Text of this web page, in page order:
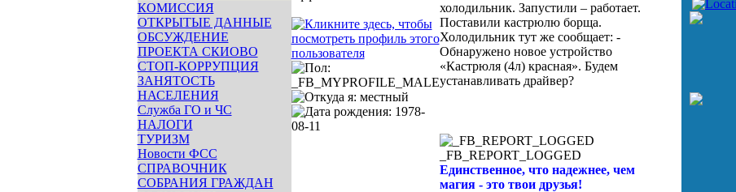
КОМИССИЯ
ОТКРЫТЫЕ ДАННЫЕ
ОБСУЖДЕНИЕ
ПРОЕКТА СКИОВО
СТОП-КОРРУПЦИЯ
ЗАНЯТОСТЬ
НАСЕЛЕНИЯ
Служба ГО и ЧС
НАЛОГИ
ТУРИЗМ
Новости ФСС
СПРАВОЧНИК
СОБРАНИЯ ГРАЖДАН
холодильник. Запустили – работает.
Поставили кастрюлю борща.
Холодильник тут же сообщает: -
Обнаружено новое устройство
«Кастрюля (4л) красная». Будем
устанавливать драйвер?
_FB_REPORT_LOGGED
Единственное, что надежнее, чем
магия - это твои друзья!